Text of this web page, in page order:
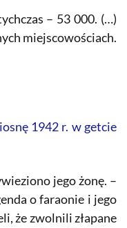
– 53 000. (…)
miejscowościach.
1942 r. w getcie
jego żonę. –
o faraonie i jego
że zwolnili złapane